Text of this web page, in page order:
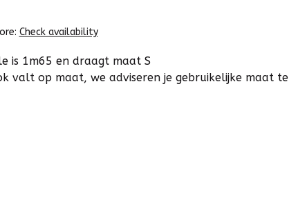
Check availability
is 1m65 en draagt maat S
valt op maat, we adviseren je gebruikelijke maat te